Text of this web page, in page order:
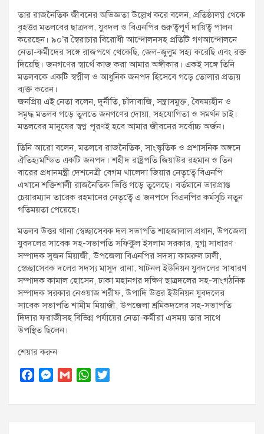
তার রাজনৈতিক জীবনের অভিজ্ঞতা উল্লেখ করে বলেন, প্রতিষ্ঠালগ্ন থেকে
বৃহত্তর মতলবের ছাত্রদল, যুবদল ও বিএনপির গুরুত্বপূর্ণ দায়িত্ব পালন
করেছেন। ৯০’র স্বৈরাচার বিরোধী আন্দোলনসহ প্রতিটি গণআন্দোলনে
নেতা-কর্মীদের সঙ্গে রাজপথে থেকেছি, জেল-জুলুম সহ্য করেছি এবং রক্ত
দিয়েছি। জনগণের স্বার্থে কাজ করা আমার অঙ্গীকার। একই সঙ্গে তিনি
মতলবকে একটি স্বপ্নীল ও আধুনিক জনপদ হিসেবে গড়ে তোলার প্রত্যয়
ব্যক্ত করেন।
জনপ্রিয় এই নেতা বলেন, দুর্নীতি, চাঁদাবাজি, সন্ত্রাসমুক্ত, বৈষম্যহীন ও
সমৃদ্ধ মতলব গড়ে তুলতে জনগণের দোয়া, সহযোগিতা ও সমর্থন চাই।
মতলবের মানুষের স্বপ্ন পূরণই হবে আমার জীবনের সর্বোচ্চ অর্জন।
তিনি আরো বলেন, মতলবে রাজনৈতিক, সাংস্কৃতিক ও প্রশাসনিক অঙ্গনে
ঐতিহ্যমন্ডিত একটি জনপদ। শহীদ রাষ্ট্রপতি জিয়াউর রহমান ও তিন
বারের প্রধানমন্ত্রী দেশনেত্রী বেগম খালেদা জিয়ার নেতৃত্বে বিএনপি
এখানে শক্তিশালী রাজনৈতিক ভিত্তি গড়ে তুলেছে। বর্তমানে ভারপ্রাপ্ত
চেয়ারম্যান তারেক রহমানের নেতৃত্বে এ জনপদে বিএনপির কর্মসূচি নতুন
গতিময়তা পেয়েছে।
মতলব উত্তর থানা স্বেচ্ছাসেবক দল সভাপতি শাহজালাল প্রধান, উপজেলা
যুবদলের সাবেক সহ-সভাপতি সফিকুল ইসলাম সরকার, যুগ্ম সাধারণ
সম্পাদক সুজন মিয়াজী, উপজেলা বিএনপির সদস্য কামরুল ঢালী,
স্বেচ্ছাসেবক দলের সদস্য মাসুদ রানা, ষাটনল ইউনিয়ন যুবদলের সাধারণ
সম্পাদক কামাল হোসেন, ঢাকা মহানগর দক্ষিণ ছাত্রদলের সহ-সাংগঠনিক
সম্পাদক সরকার নেওয়াজ শরীফ, উপাদি উত্তর ইউনিয়ন যুবদলের
সাবেক সভাপতি শামীম মিয়াজী, উপজেলা শ্রমিকদলের সহ-সভাপতি
দিদার ফরাজীসহ বিভিন্ন পর্যায়ের নেতা-কর্মীরা এসময় তার সাথে
উপস্থিত ছিলেন।
শেয়ার করুন
c
M
s
G
a
W
a
i